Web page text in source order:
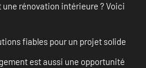
rénovation intérieure ? Voici
fiables pour un projet solide
est aussi une opportunité